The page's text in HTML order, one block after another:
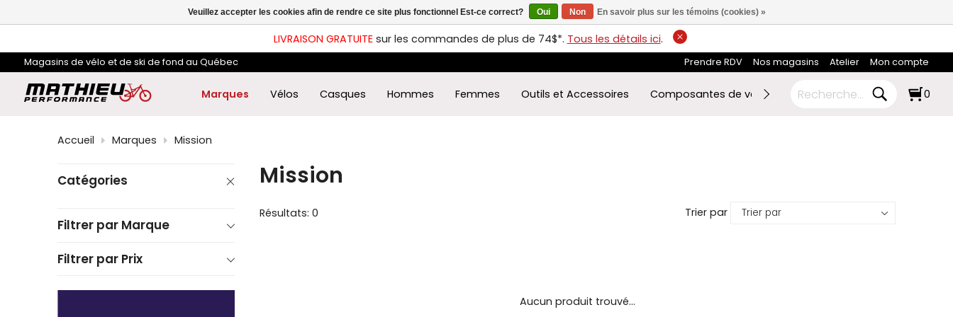
flèches
et
bas
pour
accéder
résultat
de
LIVRAISON GRATUITEsur les commandes de plus de 74$*. Tous les détails ici.
Magasins de vélo et de ski de fond au Québec Prendre RDV Nos magasins Atelier Mon compte
Marques Vélos Casques Hommes Femmes Outils et Accessoires Composantes de vélo Ski de fond RABAIS FIN DE
0
Accueil Marques Mission
Catégories
Filtrer par Marque
Filtrer par Prix
Mission
Résultats: 0 Trier par
Aucun produit trouvé...
Veuillez accepter les cookies afin de rendre ce site plus fonctionnel Est-ce correct? Oui Non En savoir plus sur les témoins (cookies) »